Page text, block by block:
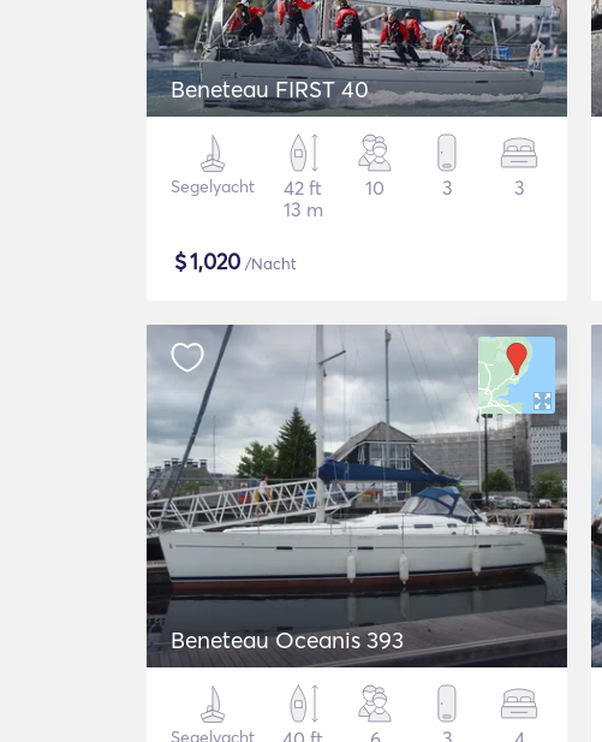
Beneteau FIRST 40
Segelyacht
42 ft
13 m
10 3 3
$1,020 /Nacht
Beneteau Oceanis 393
Segelyacht